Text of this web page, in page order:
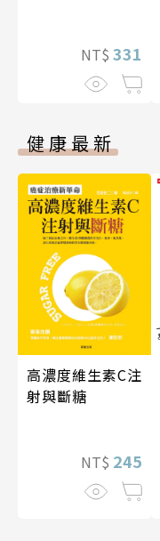
NT$ 331
健康最新
高濃度維生素C注
射與斷糖
NT$ 245